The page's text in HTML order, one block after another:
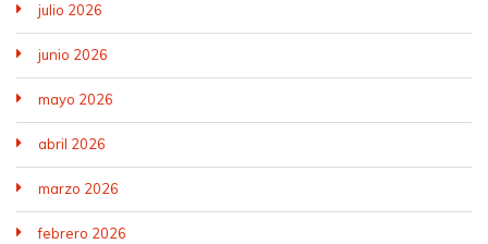
julio 2026
junio 2026
mayo 2026
abril 2026
marzo 2026
febrero 2026